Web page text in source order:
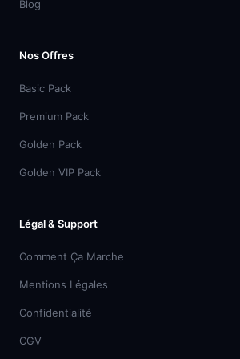
Blog
Nos Offres
Basic Pack
Premium Pack
Golden Pack
Golden VIP Pack
Légal & Support
Comment Ça Marche
Mentions Légales
Confidentialité
CGV